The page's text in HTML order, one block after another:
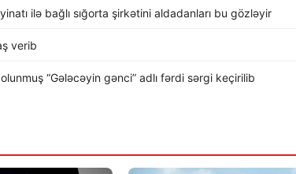
ilə bağlı sığorta şirkətini aldadanları bu gözləyir
verib
“Gələcəyin gənci” adlı fərdi sərgi keçirilib